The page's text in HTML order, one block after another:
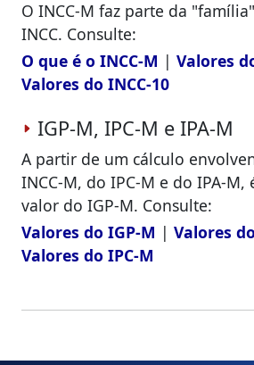
O INCC-M faz parte da
INCC. Consulte:
O que é o INCC-M | Valores
Valores do INCC-10
IGP-M, IPC-M e IPA-M
A partir de um cálculo
INCC-M, do IPC-M e do IPA-
valor do IGP-M. Consulte:
Valores do IGP-M | Valores
Valores do IPC-M